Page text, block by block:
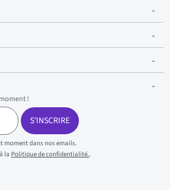
!
S'INSCRIRE
moment dans nos emails.
la Politique de confidentialité..